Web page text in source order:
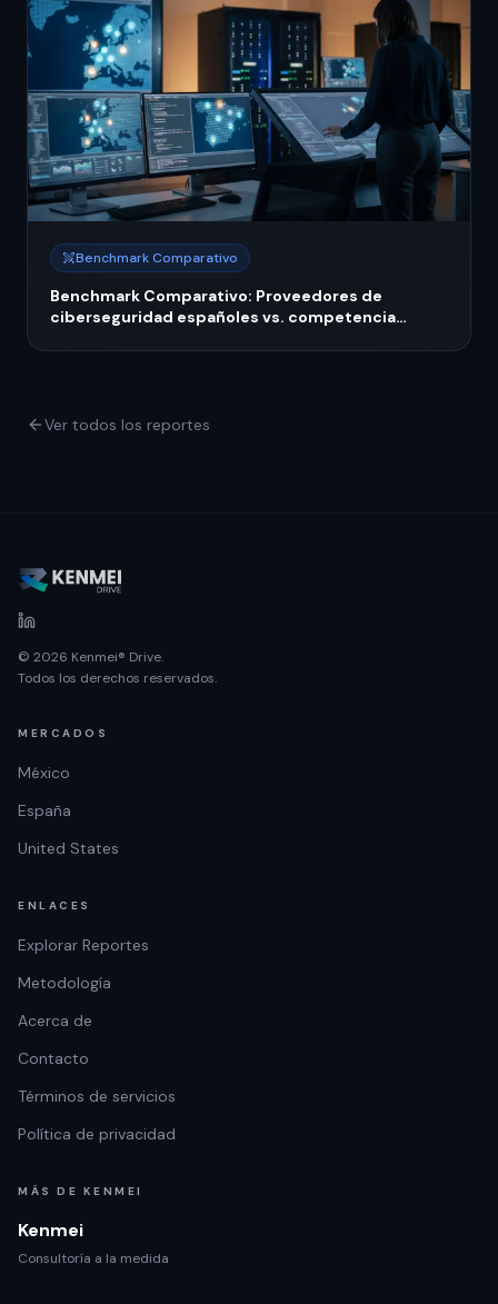
Benchmark Comparativo
Benchmark Comparativo: Proveedores de
ciberseguridad españoles vs. competencia
Ver todos los reportes
© 2026 Kenmei® Drive.
Todos los derechos reservados.
MERCADOS
México
España
United States
ENLACES
Explorar Reportes
Metodología
Acerca de
Contacto
Términos de servicios
Política de privacidad
MÁS DE KENMEI
Kenmei
Consultoría a la medida